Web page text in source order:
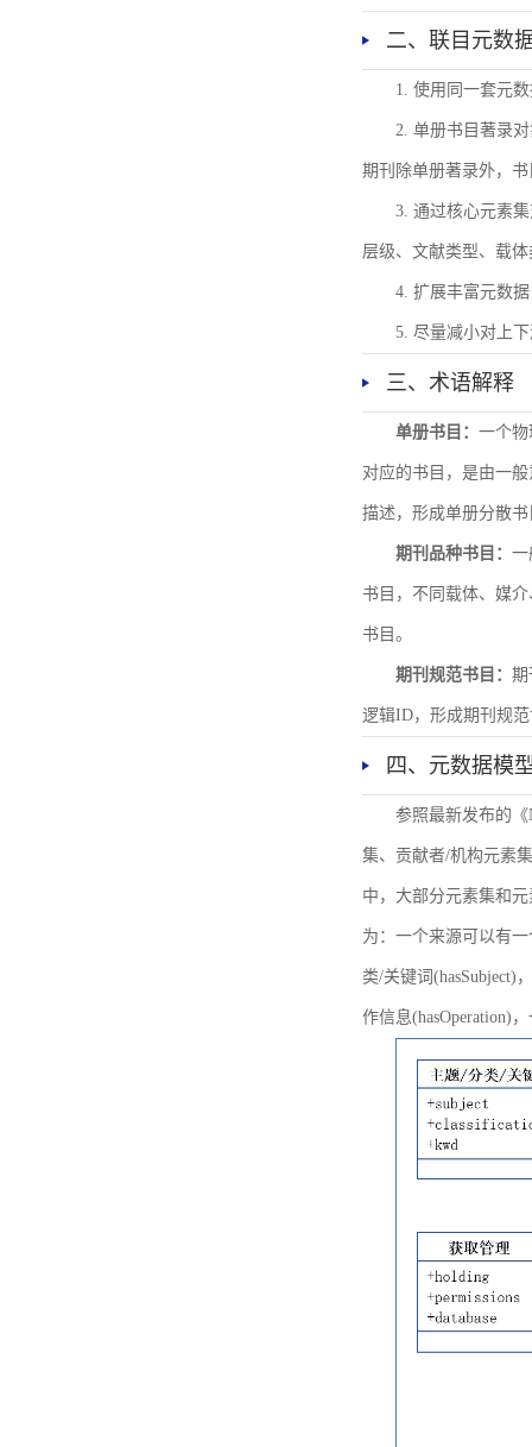
二、联目元数
1. 使用同一套元
2. 单册书目著录
期刊除单册著录外，
3. 通过核心元素
层级、文献类型、载
4. 扩展丰富元数
5. 尽量减小对上
三、术语解释
单册书目： 一个
对应的书目，是由一
描述，形成单册分散
期刊品种书目： 一
书目，不同载体、媒
书目。
期刊规范书目： 期
逻辑ID，形成期刊规
四、元数据模
参照最新发布的
集、贡献者/机构元素
中，大部分元素集和
为：一个来源可以有
类/关键词(hasSubject)
作信息(hasOperation)